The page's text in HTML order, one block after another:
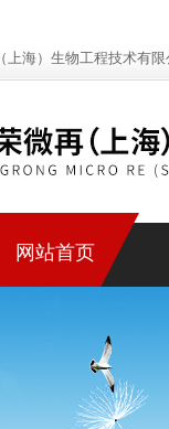
海）生物工程技术有限
网站首页